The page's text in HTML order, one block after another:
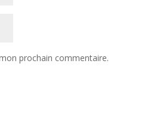
prochain commentaire.